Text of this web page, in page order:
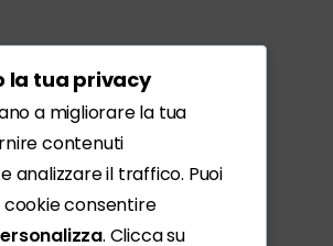
Scarica l'App
la tua privacy
a migliorare la tua
contenuti
analizzare il traffico. Puoi
cookie consentire
. Clicca su